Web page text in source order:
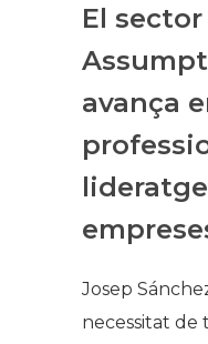
El
avança
Josep
necessitat de